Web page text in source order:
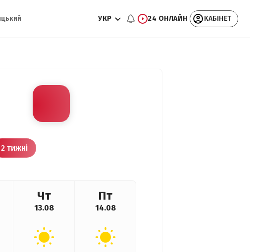
УКР 24 ОНЛАЙН КАБІНЕТ
2 тижні
Чт
13.08
Пт
14.08